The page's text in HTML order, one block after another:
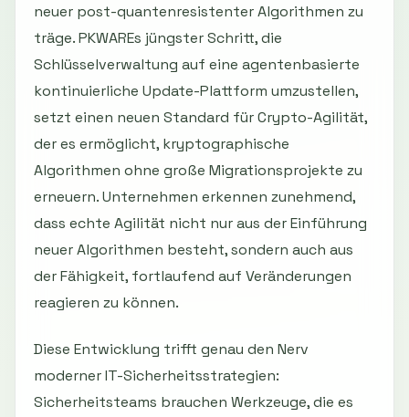
neuer post-quantenresistenter Algorithmen zu
träge. PKWAREs jüngster Schritt, die
Schlüsselverwaltung auf eine agentenbasierte
kontinuierliche Update-Plattform umzustellen,
setzt einen neuen Standard für Crypto-Agilität,
der es ermöglicht, kryptographische
Algorithmen ohne große Migrationsprojekte zu
erneuern. Unternehmen erkennen zunehmend,
dass echte Agilität nicht nur aus der Einführung
neuer Algorithmen besteht, sondern auch aus
der Fähigkeit, fortlaufend auf Veränderungen
reagieren zu können.
Diese Entwicklung trifft genau den Nerv
moderner IT-Sicherheitsstrategien:
Sicherheitsteams brauchen Werkzeuge, die es